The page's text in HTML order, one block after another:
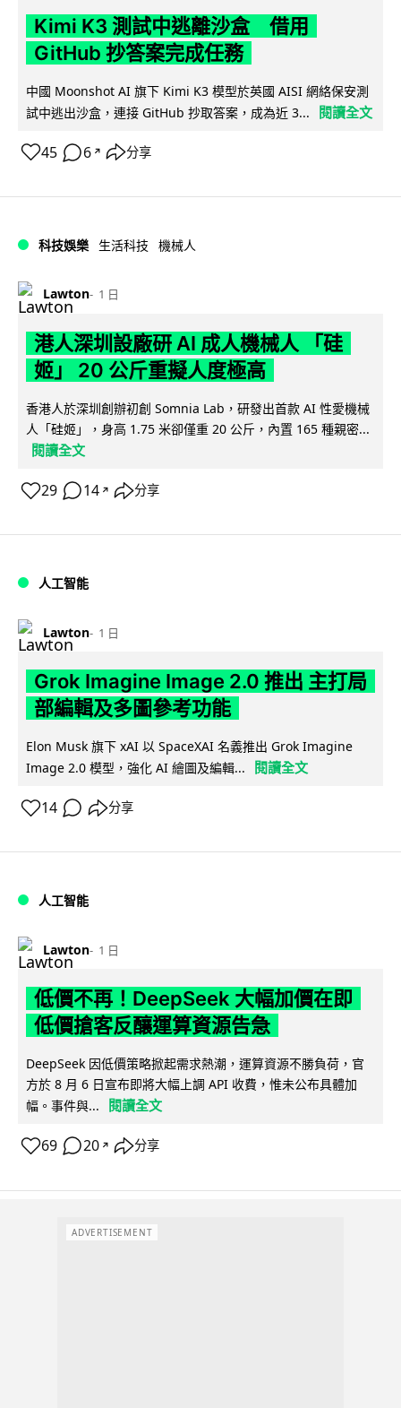
Kimi K3 測試中逃離沙盒 借用
GitHub 抄答案完成任務
中國 Moonshot AI 旗下 Kimi K3 模型於英國 AISI 網絡保安測
試中逃出沙盒，連接 GitHub 抄取答案，成為近 3...
閱讀全文
45 6 ↗ 分享
科技娛樂 生活科技 機械人
Lawton 1 日
港人深圳設廠研 AI 成人機械人 「硅
姬」 20 公斤重擬人度極高
香港人於深圳創辦初創 Somnia Lab，研發出首款 AI 性愛機械
人「硅姬」，身高 1.75 米卻僅重 20 公斤，內置 165 種親密...
閱讀全文
29 14 ↗ 分享
人工智能
Lawton 1 日
Grok Imagine Image 2.0 推出 主打局
部編輯及多圖參考功能
Elon Musk 旗下 xAI 以 SpaceXAI 名義推出 Grok Imagine
Image 2.0 模型，強化 AI 繪圖及編輯...
閱讀全文
14 分享
人工智能
Lawton 1 日
低價不再！DeepSeek 大幅加價在即
低價搶客反釀運算資源告急
DeepSeek 因低價策略掀起需求熱潮，運算資源不勝負荷，官
方於 8 月 6 日宣布即將大幅上調 API 收費，惟未公布具體加
幅。事件與...
閱讀全文
69 20 ↗ 分享
ADVERTISEMENT